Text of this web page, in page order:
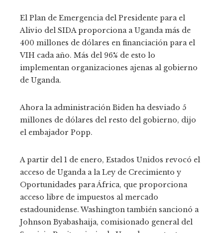
El Plan de Emergencia del Presidente para el
Alivio del SIDA proporciona a Uganda más de
400 millones de dólares en financiación para el
VIH cada año. Más del 96% de esto lo
implementan organizaciones ajenas al gobierno
de Uganda.
Ahora la administración Biden ha desviado 5
millones de dólares del resto del gobierno, dijo
el embajador Popp.
A partir del 1 de enero, Estados Unidos revocó el
acceso de Uganda a la Ley de Crecimiento y
Oportunidades para África, que proporciona
acceso libre de impuestos al mercado
estadounidense. Washington también sancionó a
Johnson Byabashaija, comisionado general del